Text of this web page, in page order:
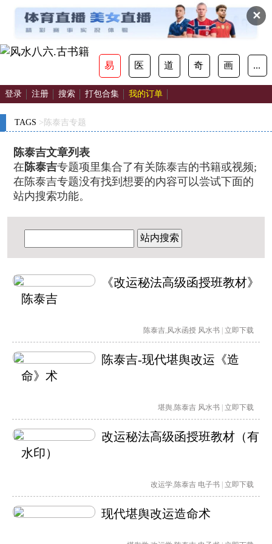
✕
易 医 道 奇 画 ...
登录 注册 搜索 打包合集 我的订单
TAGS >陈泰吉专题
陈泰吉文章列表
在 陈泰吉专题项里集合了有关陈泰吉的书籍或视频;
在陈泰吉专题没有找到想要的内容可以尝试下面的
站内搜索功能。
站内搜索
《改运秘法高级函授班教材》
陈泰吉
陈泰吉,风水函授 风水书 立即下载
陈泰吉-现代堪舆改运《造
命》术
堪舆, 陈泰吉 风水书 立即下载
改运秘法高级函授班教材（有
水印）
改运学, 陈泰吉 电子书 立即下载
现代堪舆改运造命术